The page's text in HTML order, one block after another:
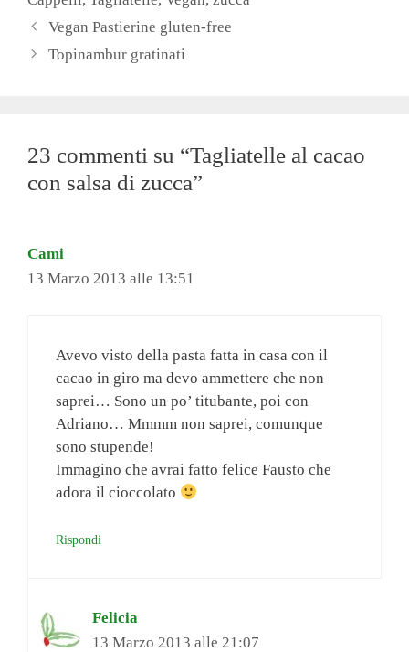
Vegan Pastierine gluten-free
Topinambur gratinati
23 commenti su “Tagliatelle al cacao
con salsa di zucca”
Cami
13 Marzo 2013 alle 13:51
Avevo visto della pasta fatta in casa con il
cacao in giro ma devo ammettere che non
saprei… Sono un po’ titubante, poi con
Adriano… Mmmm non saprei, comunque
sono stupende!
Immagino che avrai fatto felice Fausto che
adora il cioccolato
Rispondi
Felicia
13 Marzo 2013 alle 21:07